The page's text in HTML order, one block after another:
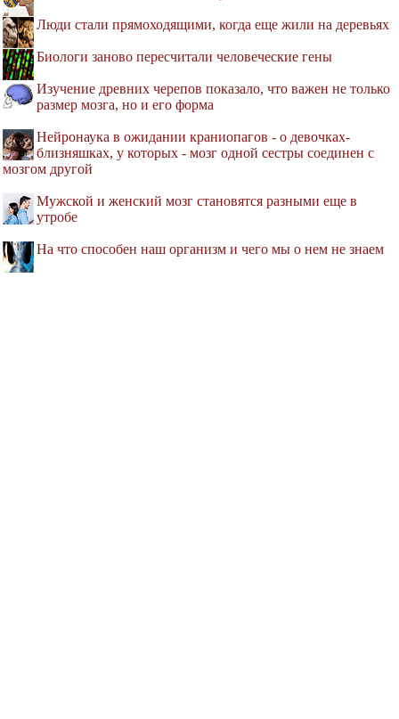
Люди стали прямоходящими, когда еще жили на деревьях
Биологи заново пересчитали человеческие гены
Изучение древних черепов показало, что важен не только
размер мозга, но и его форма
Нейронаука в ожидании краниопагов - о девочках-
близняшках, у которых - мозг одной сестры соединен с
мозгом другой
Мужской и женский мозг становятся разными еще в
утробе
На что способен наш организм и чего мы о нем не знаем